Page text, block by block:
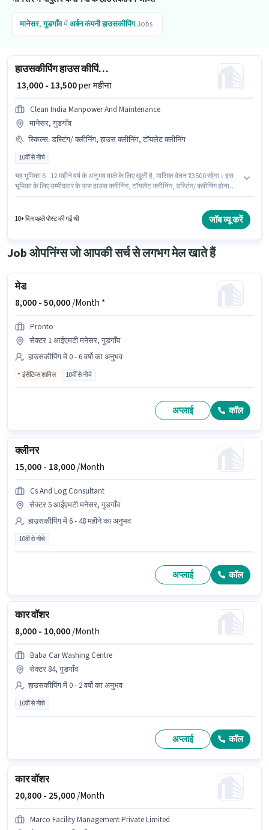
मानेसर,गुडगाँवमेंअर्बन कंपनीहाउसकीपिंगJobs
हाउसकीपिंग हाउस कीपिंग स्टाफ
₹ 13,000 - 13,500per महीना
Clean India Manpower And Maintenance
मानेसर, गुडगाँव
स्किल्स: डस्टिंग/ क्लीनिंग, हाउस क्लीनिंग, टॉयलेट क्लीनिंग
10वीं से नीचे
यह भूमिका 6 - 12 महीने वर्ष के अनुभव वाले के लिए खुली है, मासिक वेतन ₹13500 रहेगा। इस
भूमिका के लिए उम्मीदवार के पास हाउस क्लीनिंग, टॉयलेट क्लीनिंग, डस्टिंग/ क्लीनिंग होना
स्थित है। इस भूमिका में Fixed वेतन संरचना मिलती है।
10+ दिन पहले पोस्ट की गई थी जॉब व्यू करें
Job ओपनिंग्स जो आपकी सर्च से लगभग मेल खाते हैं
मेड
8,000 -50,000/Month *
Pronto
सेक्टर 1 आईएमटी मनेसर, गुडगाँव
हाउसकीपिंग में 0 - 6 वर्षो का अनुभव
इंसेंटिव्स शामिल 10वीं से नीचे
अप्लाई कॉल
क्लीनर
15,000 - 18,000/Month
Cs And Log Consultant
सेक्टर 5 आईएमटी मनेसर, गुडगाँव
हाउसकीपिंग में 6 - 48 महीने का अनुभव
10वीं से नीचे
अप्लाई कॉल
कार वॉशर
8,000 - 10,000/Month
Baba Car Washing Centre
सेक्टर 84, गुडगाँव
हाउसकीपिंग में 0 - 2 वर्षो का अनुभव
10वीं से नीचे
अप्लाई कॉल
कार वॉशर
20,800 - 25,000/Month
Marco Facility Management Private Limited